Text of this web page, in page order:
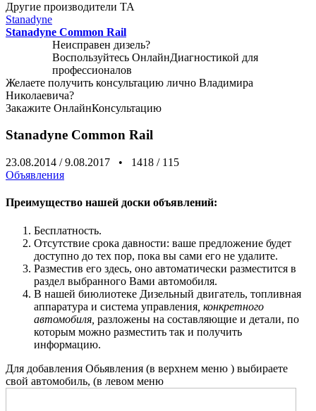
Другие производители ТА
Stanadyne
Stanadyne Common Rail
Неисправен дизель?
Воспользуйтесь ОнлайнДиагностикой для
профессионалов
Желаете получить консультацию лично Владимира
Николаевича?
Закажите ОнлайнКонсультацию
Stanadyne Common Rail
23.08.2014 /9.08.2017 • 1418 / 115
Объявления
Преимущество нашей доски объявлений:
Бесплатность.
Отсутствие срока давности: ваше предложение будет
доступно до тех пор, пока вы сами его не удалите.
Разместив его здесь, оно автоматически разместится в
раздел выбранного Вами автомобиля.
В нашей биюлиотеке Дизельный двигатель, топливная
аппаратура и система управления , конкретного
автомобиля, разложены на составляющие и детали, по
которым можно разместить так и получить
информацию.
Для добавления Обьявления (в верхнем меню ) выбираете
свой автомобиль, (в левом меню